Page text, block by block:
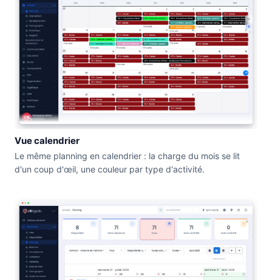
Vue calendrier
Le même planning en calendrier : la charge du mois se lit
d'un coup d'œil, une couleur par type d'activité.